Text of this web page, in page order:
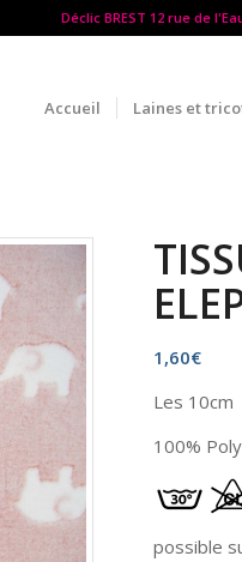
Déclic BREST 12 rue de
Accueil Laines et
1,60€
Les 10cm
100%
possible